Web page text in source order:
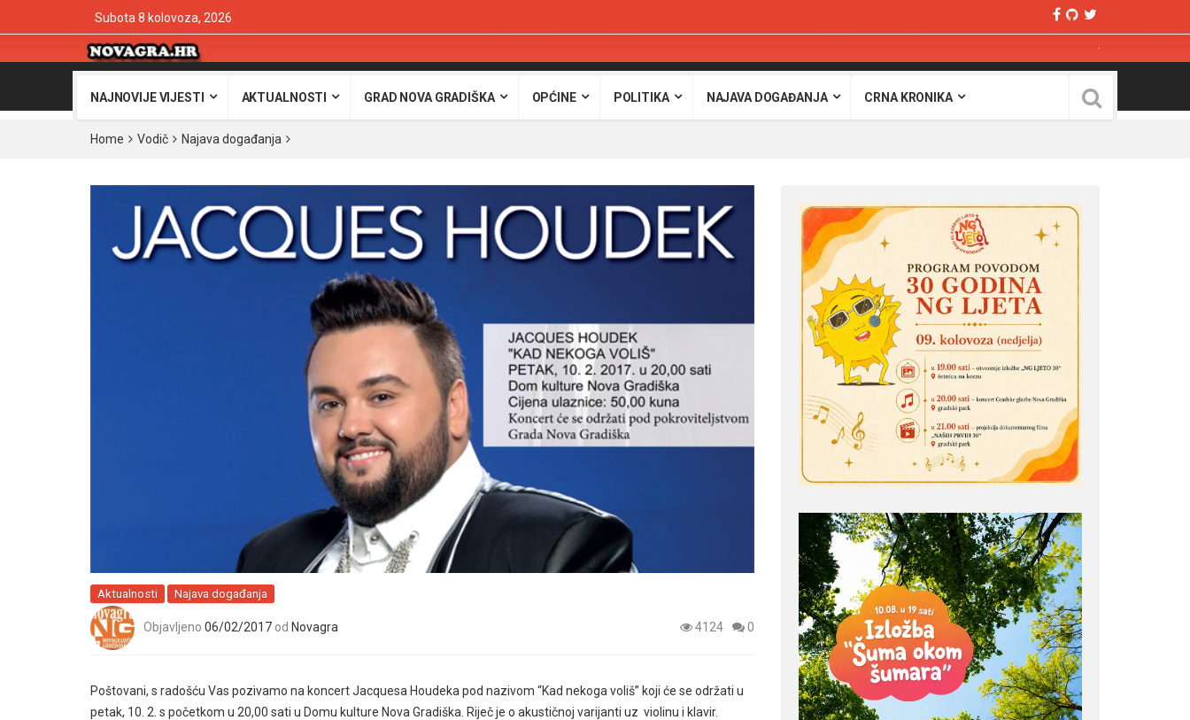
Subota 8 kolovoza, 2026
NAJNOVIJE VIJESTI AKTUALNOSTI GRAD NOVA GRADIŠKA OPĆINE POLITIKA NAJAVA DOGAĐANJA CRNA KRONIKA
Home Vodič Najava događanja
Aktualnosti Najava događanja
Objavljeno 06/02/2017 od Novagra 4124 0
Poštovani, s radošću Vas pozivamo na koncert Jacquesa Houdeka pod nazivom “Kad nekoga voliš” koji će se održati u
petak, 10. 2. s početkom u 20,00 sati u Domu kulture Nova Gradiška. Riječ je o akustičnoj varijanti uz violinu i klavir.